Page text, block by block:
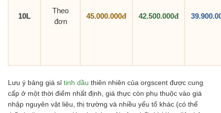
10L
Theo
đơn
45.000.000đ 42.500.000đ
Lưu ý bảng giá sỉ tinh dầu thiên nhiên của orgscent được cung
cấp ở một thời điểm nhất định, giá thực còn phụ thuộc vào giá
nhập nguyên vật liệu, thị trường và nhiều yếu tố khác (có thể